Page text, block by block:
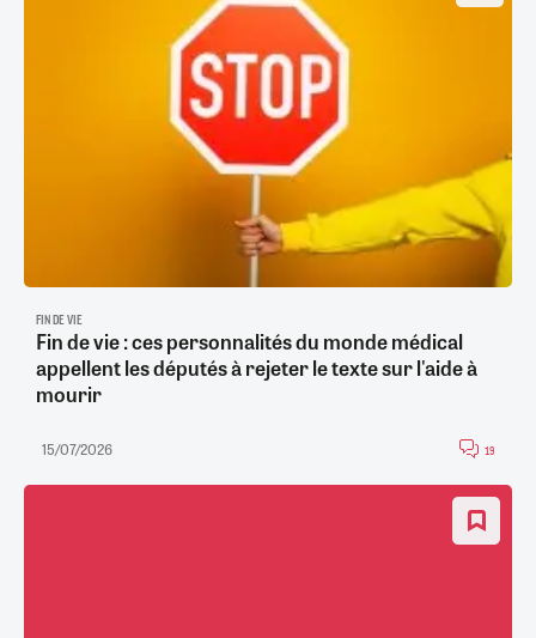
FIN DE VIE
Fin de vie : ces personnalités du monde médical
appellent les députés à rejeter le texte sur l'aide à
mourir
15/07/2026 19